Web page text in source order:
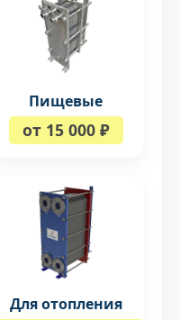
Пищевые
от 15 000 ₽
Для отопления